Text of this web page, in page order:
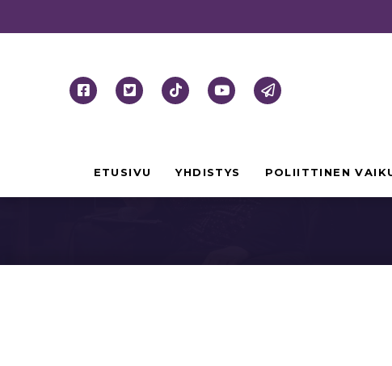
ETUSIVU YHDISTYS POLIITTINEN